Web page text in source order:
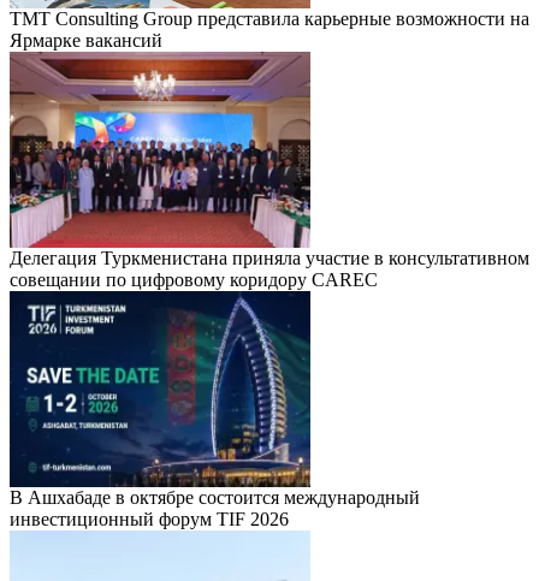
TMT Consulting Group представила карьерные возможности на
Ярмарке вакансий
Делегация Туркменистана приняла участие в консультативном
совещании по цифровому коридору CAREC
В Ашхабаде в октябре состоится международный
инвестиционный форум TIF 2026